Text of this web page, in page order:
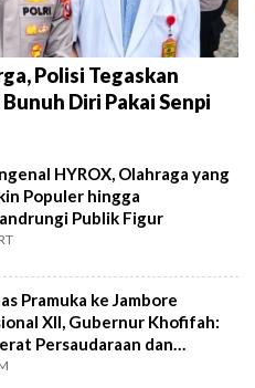
Polisi Tegaskan
Diri Pakai Senpi
HYROX, Olahraga yang
Populer hingga
Publik Figur
Pramuka ke Jambore
XII, Gubernur Khofifah:
Persaudaraan dan
Nasional